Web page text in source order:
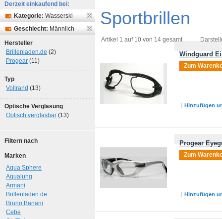
Sportbrillen
Artikel 1 auf 10 von 14 gesamt
Windguard
Zum
| Hinzufügen
Progear
Zum
| Hinzufügen
Derzeit einkaufend bei:
Kategorie: Wasserski
Geschlecht: Männlich
Hersteller
Brillenladen.de (2)
Progear (11)
Typ
Vollrand (13)
Optische Verglasung
Optisch verglasbar (13)
Filtern nach
Marken
Aqua Sphere
Aqualung
Armani
Brillenladen.de
Bruno Banani
Cebe